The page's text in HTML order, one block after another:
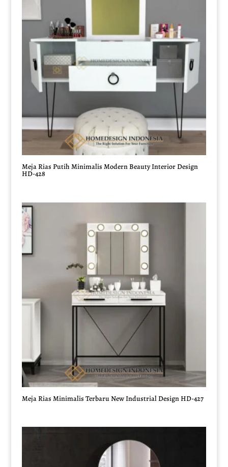
Meja Rias Putih Minimalis Modern Beauty Interior Design
HD-428
Meja Rias Minimalis Terbaru New Industrial Design HD-427